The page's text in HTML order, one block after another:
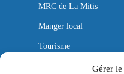
Gérer
MRC de La Mitis
Manger local
Tourisme